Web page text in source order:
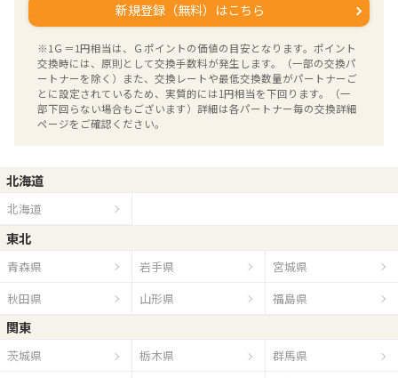
新規登録（無料）はこちら
※1Ｇ＝1円相当は、Ｇポイントの価値の目安となります。ポイント
交換時には、原則として交換手数料が発生します。（一部の交換パ
ートナーを除く）また、交換レートや最低交換数量がパートナーご
とに設定されているため、実質的には1円相当を下回ります。（一
部下回らない場合もございます）詳細は各パートナー毎の交換詳細
ページをご確認ください。
北海道
北海道
東北
青森県 岩手県
宮城県
秋田県
山形県 福島県
関東
茨城県 栃木県
群馬県